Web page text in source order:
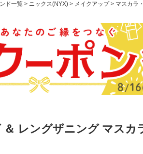
ド一覧 > ニックス(NYX) > メイクアップ> マスカラ
レングザニング マスカ